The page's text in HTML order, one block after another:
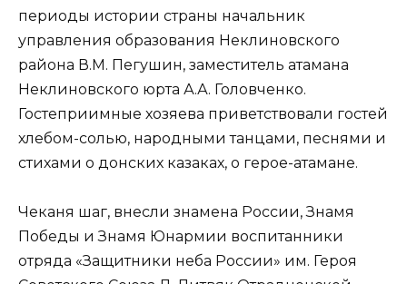
периоды истории страны начальник
управления образования Неклиновского
района В.М. Пегушин, заместитель атамана
Неклиновского юрта А.А. Головченко.
Гостеприимные хозяева приветствовали гостей
хлебом-солью, народными танцами, песнями и
стихами о донских казаках, о герое-атамане.
Чеканя шаг, внесли знамена России, Знамя
Победы и Знамя Юнармии воспитанники
отряда «Защитники неба России» им. Героя